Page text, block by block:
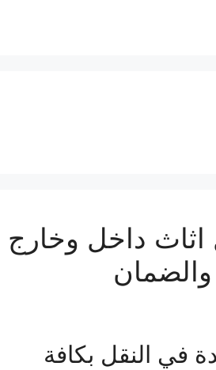
داخل وخارج
في النقل بكافة